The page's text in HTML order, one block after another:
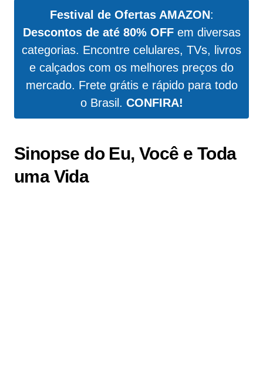
Festival de Ofertas AMAZON:
Descontos de até 80% OFFem diversas
categorias. Encontre celulares, TVs, livros
e calçados com os melhores preços do
mercado. Frete grátis e rápido para todo
o Brasil. CONFIRA!
Sinopse do Eu, Você e Toda
uma Vida